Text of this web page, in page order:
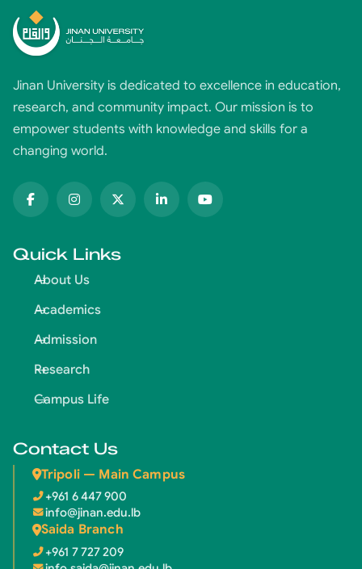
Jinan University is dedicated to excellence in education,
research, and community impact. Our mission is to
empower students with knowledge and skills for a
changing world.
Quick Links
About Us
Academics
Admission
Research
Campus Life
Contact Us
Tripoli — Main Campus
+961 6 447 900
info@jinan.edu.lb
Saida Branch
+961 7 727 209